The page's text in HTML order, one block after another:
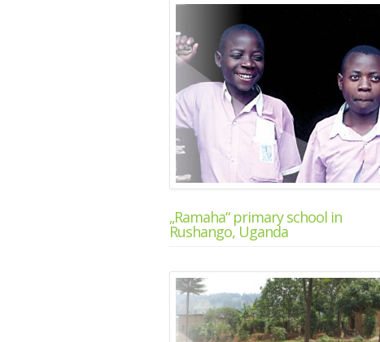
„Ramaha“ primary school in
Rushango, Uganda